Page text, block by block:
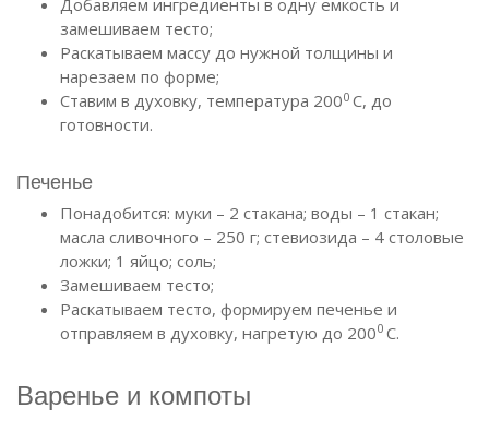
Добавляем ингредиенты в одну емкость и
замешиваем тесто;
Раскатываем массу до нужной толщины и
нарезаем по форме;
Ставим в духовку, температура 2000 C, до
готовности.
Печенье
Понадобится: муки – 2 стакана; воды – 1 стакан;
масла сливочного – 250 г; стевиозида – 4 столовые
ложки; 1 яйцо; соль;
Замешиваем тесто;
Раскатываем тесто, формируем печенье и
отправляем в духовку, нагретую до 2000 C.
Варенье и компоты